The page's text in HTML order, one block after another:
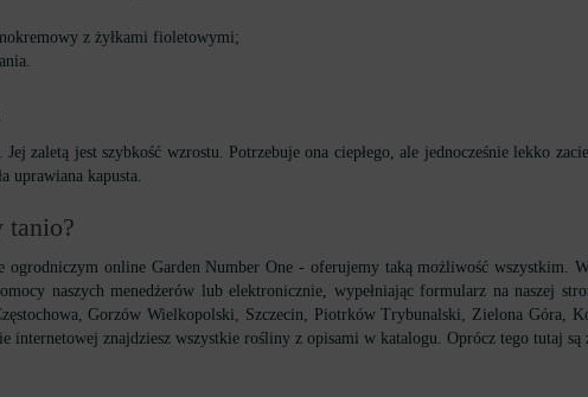
z żyłkami fioletowymi;
zaletą jest szybkość wzrostu. Potrzebuje ona ciepłego, ale jednocześnie lekko
uprawiana kapusta.
tanio?
ogrodniczym online Garden Number One - oferujemy taką możliwość wszystkim.
naszych menedżerów lub elektronicznie, wypełniając formularz na naszej
Gorzów Wielkopolski, Szczecin, Piotrków Trybunalski, Zielona Góra,
internetowej znajdziesz wszystkie rośliny z opisami w katalogu. Oprócz tego tutaj